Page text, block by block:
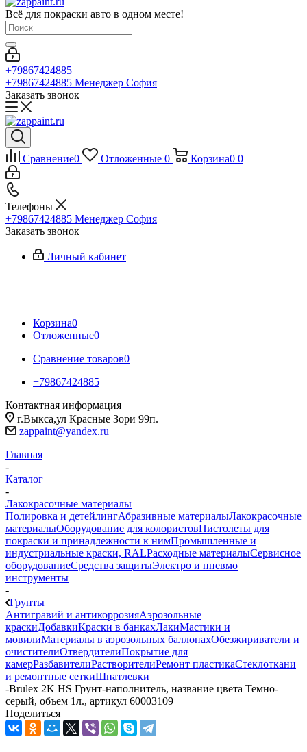
Всё для покраски авто в одном месте!
+79867424885
+79867424885 Менеджер София
Заказать звонок
Сравнение0 Отложенные 0 Корзина0 0
Телефоны
+79867424885 Менеджер София
Заказать звонок
Личный кабинет
Корзина0
Отложенные0
Сравнение товаров0
+79867424885
Контактная информация
г.Выкса,ул Красные Зори 99п.
zappaint@yandex.ru
Главная
-
Каталог
-
Лакокрасочные материалы
Полировка и детейлингАбразивные материалыЛакокрасочные
материалыОборудование для колористовПистолеты для
покраски и принадлежности к нимПромышленные и
индустриальные краски, RALРасходные материалыСервисное
оборудованиеСредства защитыЭлектро и пневмо
инструменты
-
Грунты
Антигравий и антикоррозияАэрозольные
краскиДобавкиКраски в банкахЛакиМастики и
мовилиМатериалы в аэрозольных баллонахОбезжириватели и
очистителиОтвердителиПокрытие для
камерРазбавителиРастворителиРемонт пластикаСтеклоткани
и ремонтные сеткиШпатлевки
-Brulex 2K HS Грунт-наполнитель, название цвета Темно-
серый, объем 1л., артикул 60003109
Поделиться